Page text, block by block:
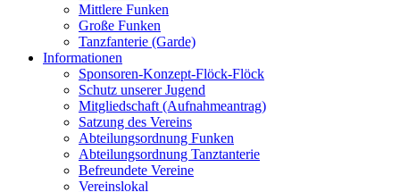
Mittlere Funken
Große Funken
Tanzfanterie (Garde)
Informationen
Sponsoren-Konzept-Flöck-Flöck
Schutz unserer Jugend
Mitgliedschaft (Aufnahmeantrag)
Satzung des Vereins
Abteilungsordnung Funken
Abteilungsordnung Tanztanterie
Befreundete Vereine
Vereinslokal